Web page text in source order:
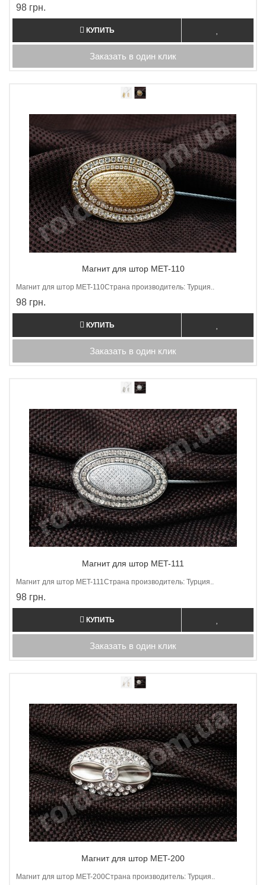
98 грн.
КУПИТЬ
Заказать в один клик
Магнит для штор MET-110
Магнит для штор МET-110Страна производитель: Турция..
98 грн.
КУПИТЬ
Заказать в один клик
Магнит для штор MET-111
Магнит для штор МET-111Страна производитель: Турция..
98 грн.
КУПИТЬ
Заказать в один клик
Магнит для штор MET-200
Магнит для штор МET-200Страна производитель: Турция..